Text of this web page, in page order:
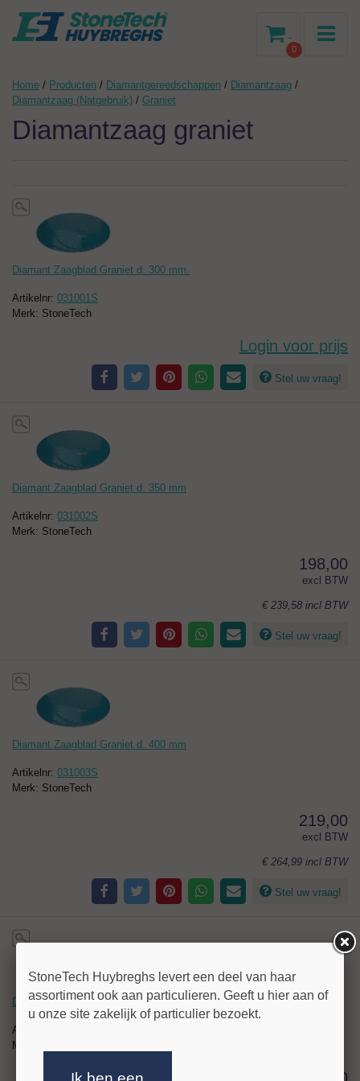
0
-
Home / Producten / Diamantgereedschappen / Diamantzaag /
Diamantzaag (Natgebruik) / Graniet
Diamantzaag graniet
Diamant Zaagblad Graniet d. 300 mm.
Artikelnr: 031001S
Merk: StoneTech
Login voor prijs
Stel uw vraag!
Diamant Zaagblad Graniet d. 350 mm
Artikelnr: 031002S
Merk: StoneTech
198,00
excl BTW
€ 239,58 incl BTW
Stel uw vraag!
Diamant Zaagblad Graniet d. 400 mm
Artikelnr: 031003S
Merk: StoneTech
219,00
excl BTW
€ 264,99 incl BTW
Stel uw vraag!
Diamant Zaagblad Graniet d. 450 mm
Artikelnr:
Merk: StoneTech
StoneTech Huybreghs levert een deel van haar
assortiment ook aan particulieren. Geeft u hier aan of
u onze site zakelijk of particulier bezoekt.